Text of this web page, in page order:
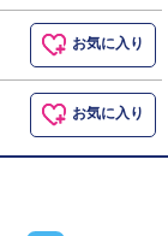
お気に入り
お気に入り